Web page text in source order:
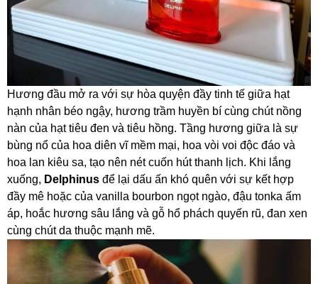
Hương đầu mở ra với sự hòa quyện đầy tinh tế giữa hạt
hạnh nhân béo ngậy, hương trầm huyền bí cùng chút nồng
nàn của hạt tiêu đen và tiêu hồng. Tầng hương giữa là sự
bùng nổ của hoa diên vĩ mềm mại, hoa vòi voi độc đáo và
hoa lan kiêu sa, tạo nên nét cuốn hút thanh lịch. Khi lắng
xuống, Delphinus để lại dấu ấn khó quên với sự kết hợp
đầy mê hoặc của vanilla bourbon ngọt ngào, đậu tonka ấm
áp, hoắc hương sâu lắng và gỗ hổ phách quyến rũ, đan xen
cùng chút da thuộc mạnh mẽ.